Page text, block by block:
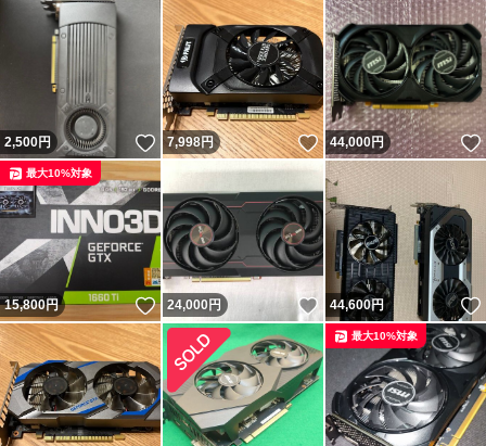
2,500円 いいね！
7,998円 いいね！
44,000円
15,800円 いいね！
最大10%対象
24,000円 いいね！
44,600円
最大10%対象